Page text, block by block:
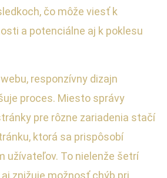
čo môže viesť k
a potenciálne aj k poklesu
responzívny dizajn
proces. Miesto správy
pre rôzne zariadenia stačí
ktorá sa prispôsobí
užívateľov. To nielenže šetrí
znižuje možnosť chýb pri